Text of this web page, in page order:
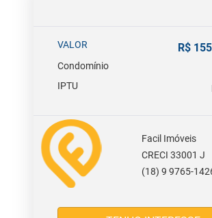
VALOR R$
Condomínio
IPTU
Facil Imóveis
CRECI 33001 J
(18) 9 9765-